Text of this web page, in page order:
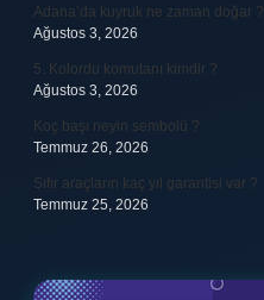
Adana’da kuyruk ne zaman doğar ?
Ağustos 3, 2026
5. Kolordu komutanı kimdir ?
Ağustos 3, 2026
Koç başı neyin sembolü ?
Temmuz 26, 2026
Sıfır araçların kaç yıl garantisi var ?
Temmuz 25, 2026